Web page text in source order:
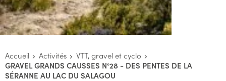
Accueil Activités
VTT, gravel et cyclo
GRAVEL GRANDS CAUSSES N°28 - DES PENTES DE LA
SÉRANNE AU LAC DU SALAGOU